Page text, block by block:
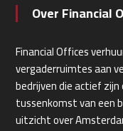
Over Financial
Financial Offices
vergaderruimtes aan
bedrijven die actief
tussenkomst van een
uitzicht over